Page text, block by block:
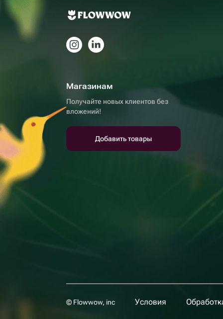
Магазинам
Получайте новых клиентов без
вложений!
Добавить товары
© Flowwow, inc Условия